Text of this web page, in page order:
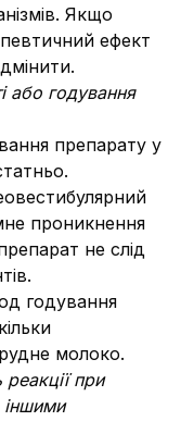
Якщо
ефект
або годування
препарату у
проникнення
не слід
годування
молоко.
реакції при
іншими